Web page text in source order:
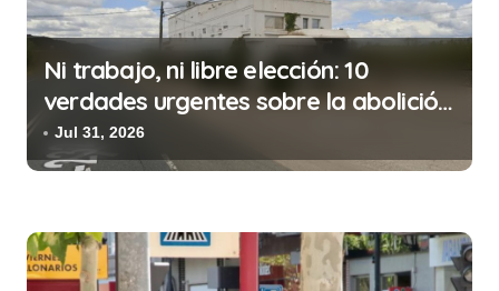
n
e
n
r
a
Ni trabajo, ni libre elección: 10
verdades urgentes sobre la abolición
de la prostitución
Jul 31, 2026